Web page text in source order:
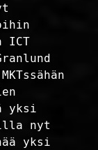
ICT
yksi
nyt
yksi